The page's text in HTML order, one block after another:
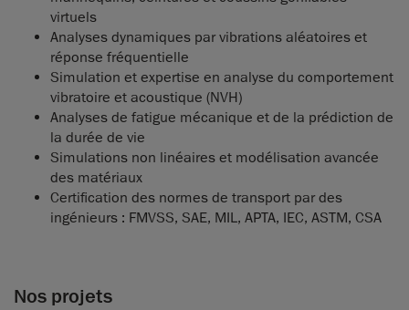
virtuels
Analyses dynamiques par vibrations aléatoires et
réponse fréquentielle
Simulation et expertise en analyse du comportement
vibratoire et acoustique (NVH)
Analyses de fatigue mécanique et de la prédiction de
la durée de vie
Simulations non linéaires et modélisation avancée
des matériaux
Certification des normes de transport par des
ingénieurs : FMVSS, SAE, MIL, APTA, IEC, ASTM, CSA
Nos projets